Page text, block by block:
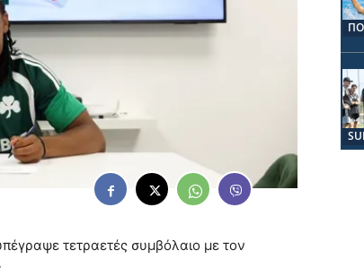
τετραετές συμβόλαιο με τον